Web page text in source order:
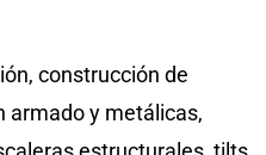
construcción de
armado y metálicas,